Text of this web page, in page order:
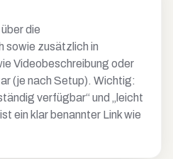
die
sowie zusätzlich in
Videobeschreibung oder
(je nach Setup). Wichtig:
verfügbar“ und „leicht
ein klar benannter Link wie